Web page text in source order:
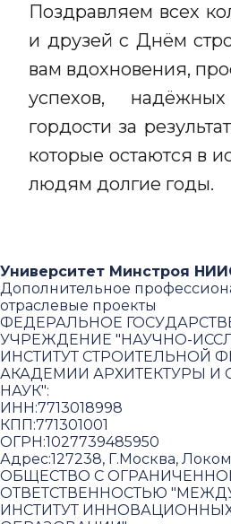
Поздравляем всех
и друзей с Днём
вам вдохновения,
успехов,
гордости за
которые остаются в
людям долгие годы.
Университет Минстроя
Дополнительное
отраслевые проекты
ФЕДЕРАЛЬНОЕ
УЧРЕЖДЕНИЕ "НАУЧНО-
ИНСТИТУТ СТРОИТЕЛЬНОЙ
АКАДЕМИИ АРХИТЕКТУРЫ И
НАУК":
ИНН:7713018998
КПП:771301001
ОГРН:1027739485950
Адрес:127238, Г.Москва,
ОБЩЕСТВО С
ОТВЕТСТВЕННОСТЬЮ
ИНСТИТУТ